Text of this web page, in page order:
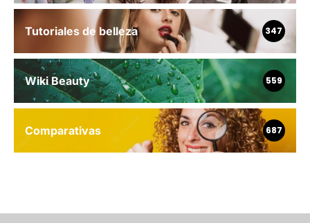
Tutoriales de belleza 347
Wiki Beauty 559
Comparativas 687